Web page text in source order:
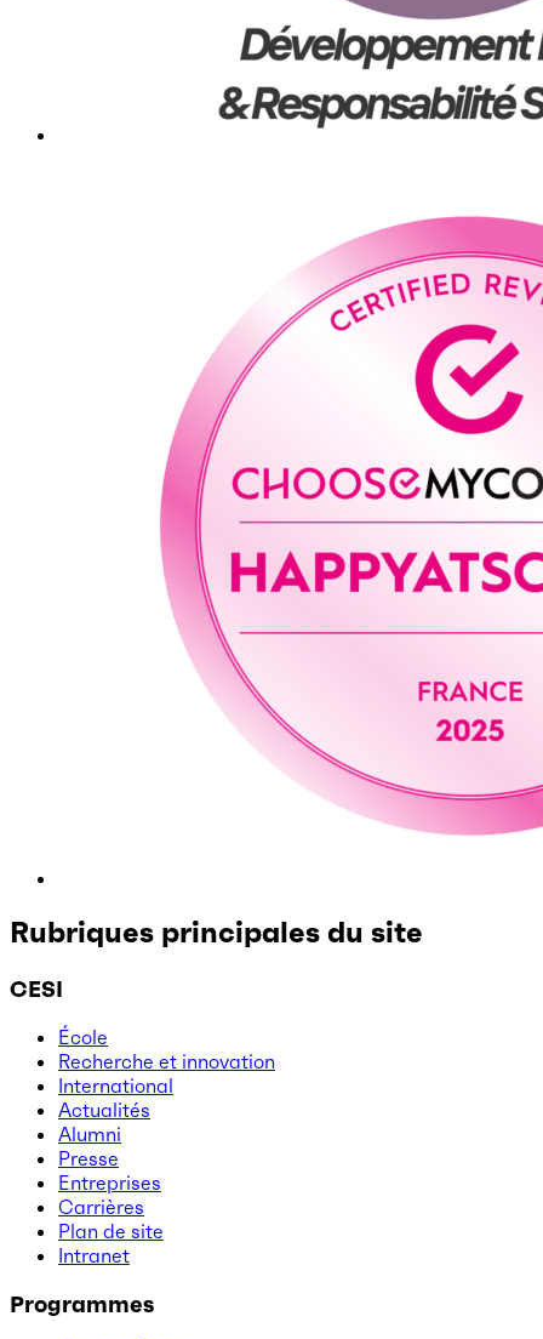
Rubriques principales du site
CESI
École
Recherche et innovation
International
Actualités
Alumni
Presse
Entreprises
Carrières
Plan de site
Intranet
Programmes